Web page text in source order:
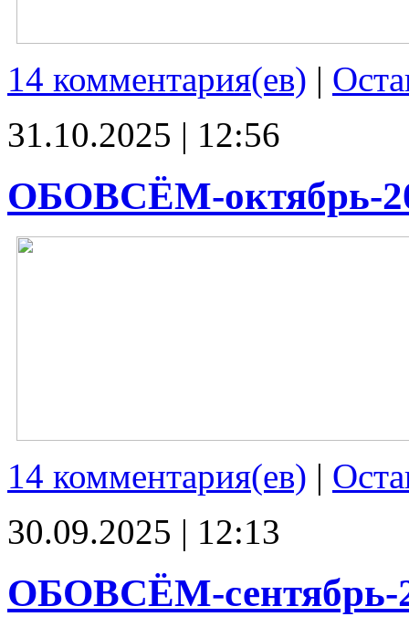
14 комментария(ев) |
31.10.2025 | 12:56
ОБОВСЁМ-октябрь-
14 комментария(ев) |
30.09.2025 | 12:13
ОБОВСЁМ-сентябрь-